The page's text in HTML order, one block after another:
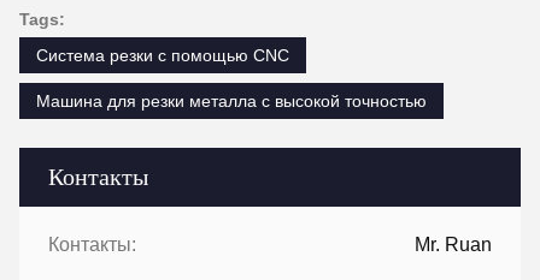
Контакты
Контакты: Mr. Ruan
Tags:
Система резки с помощью CNC
Машина для резки металла с высокой точностью